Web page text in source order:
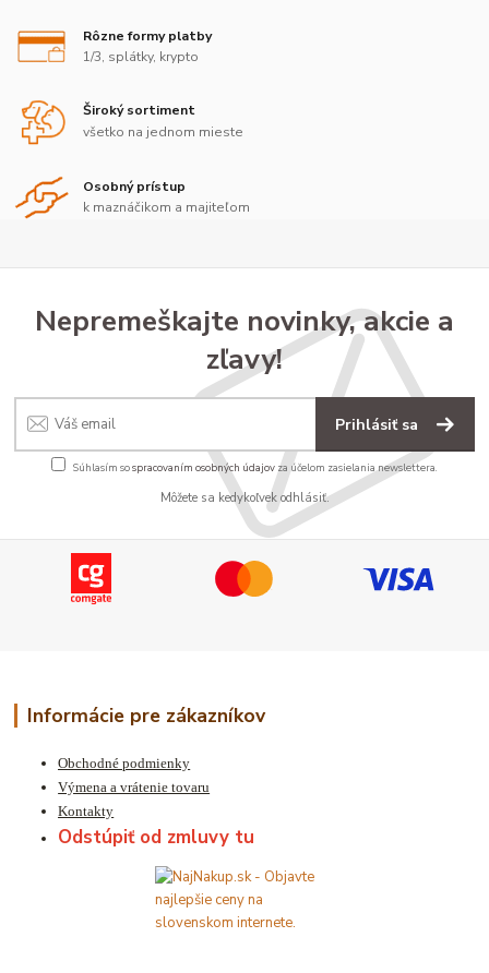
Rôzne formy platby
1/3, splátky, krypto
Široký sortiment
všetko na jednom mieste
Osobný prístup
k maznáčikom a majiteľom
Nepremeškajte novinky, akcie a
zľavy!
Prihlásiť sa
Súhlasím sospracovaním osobných údajov za účelom zasielania newslettera.
Môžete sa kedykoľvek odhlásiť.
Informácie pre zákazníkov
Obchodné podmienky
Výmena a vrátenie tovaru
Kontakty
Odstúpiť od zmluvy tu